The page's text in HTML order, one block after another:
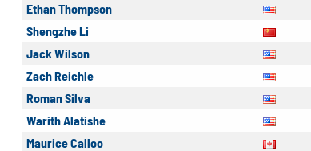
Ethan Thompson
Shengzhe Li
Jack Wilson
Zach Reichle
Roman Silva
Warith Alatishe
Maurice Calloo